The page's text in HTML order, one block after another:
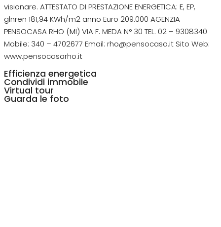
visionare. ATTESTATO DI PRESTAZIONE ENERGETICA: E, EP,
glnren 181,94 KWh/m2 anno Euro 209.000 AGENZIA
PENSOCASA RHO (MI) VIA F. MEDA N° 30 TEL. 02 – 9308340
Mobile: 340 – 4702677 Email: rho@pensocasa.it Sito Web:
www.pensocasarho.it
Efficienza energetica
Condividi immobile
Virtual tour
Guarda le foto